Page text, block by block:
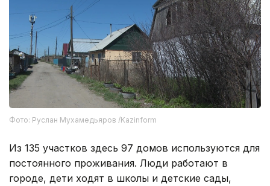
Фото: Руслан Мухамедьяров /Kazinform
Из 135 участков здесь 97 домов используются для
постоянного проживания. Люди работают в
городе, дети ходят в школы и детские сады,